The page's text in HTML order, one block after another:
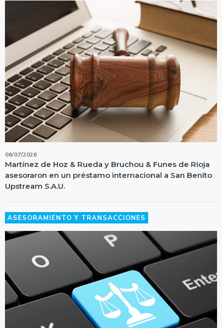
06/07/2026
Martínez de Hoz & Rueda y Bruchou & Funes de Rioja
asesoraron en un préstamo internacional a San Benito
Upstream S.A.U.
ASESORAMIENTO Y TRANSACCIONES